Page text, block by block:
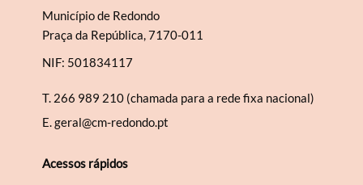
Município de Redondo
Praça da República, 7170-011
NIF: 501834117
T. 266 989 210 (chamada para a rede fixa nacional)
E.geral@cm-redondo.pt
Acessos rápidos